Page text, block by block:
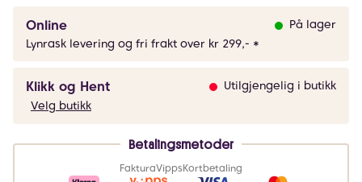
Online
På lager
Lynrask levering og fri frakt over kr 299,- *
Klikk og Hent
Utilgjengelig i butikk
Velg butikk
Betalingsmetoder
FakturaVippsKortbetaling